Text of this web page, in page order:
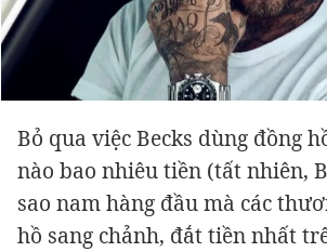
Bỏ qua việc Becks dùng đồng
nào bao nhiêu tiền (tất nhiên,
sao nam hàng đầu mà các
hồ sang chảnh, đắt tiền nhất